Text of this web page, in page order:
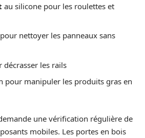
au silicone pour les roulettes et
nettoyer les panneaux sans
décrasser les rails
pour manipuler les produits gras en
une vérification régulière de
mobiles. Les portes en bois